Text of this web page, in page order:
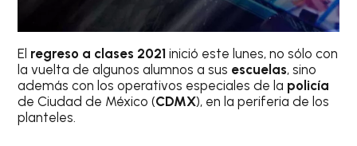
El regreso a clases 2021 inició este lunes, no sólo con
la vuelta de algunos alumnos a sus escuelas, sino
además con los operativos especiales de la policía
de Ciudad de México (CDMX), en la periferia de los
planteles.